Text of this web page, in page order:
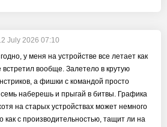
July 2026 07:10
у меня на устройстве все летает как
встретил вообще. Залетело в крутую
а фишки с командой просто
семь наберешь и прыгай в битвы. Графика
на старых устройствах может немного
как с производительностью, тащит ли на